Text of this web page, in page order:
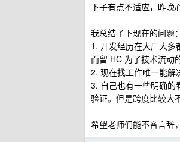
下子有点不适应，昨晚
我总结了下现在的问题：
1. 开发经历在大厂大多
而留 HC 为了技术流动
2. 现在找工作唯一能解
3. 自己也有一些明确的
验证。但是跨度比较大
希望老师们能不吝言辞